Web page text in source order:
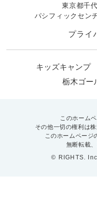
東京都千
パシフィックセン
プライ
キッズキャンプ
栃木ゴー
このホーム
その他一切の権利は
このホームページ
無断転載
© RIGHTS.